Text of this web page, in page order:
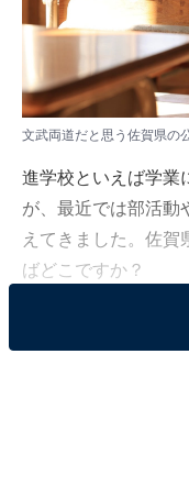
文武両道だと思う佐賀県の
進学校といえば学業
が、最近では部活動
えてきました。佐賀
ばどこですか？
All About ニュース